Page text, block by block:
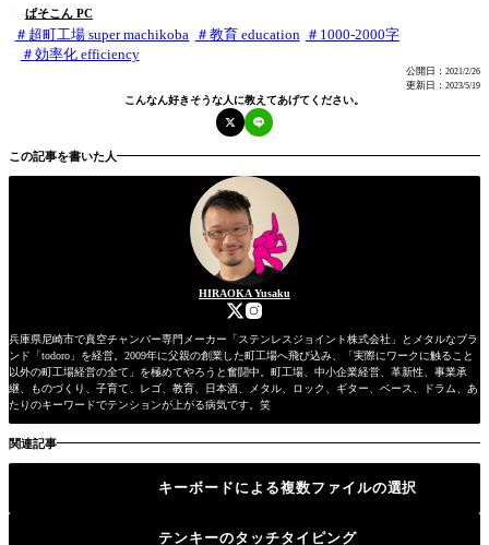
ぱそこん PC

超町工場 super machikoba 教育 education
1000-2000字
効率化 efficiency
公開日： 2021/2/26
更新日： 2023/5/19
こんなん好きそうな人に教えてあげてください。
この記事を書いた人
HIRAOKA Yusaku
兵庫県尼崎市で真空チャンバー専門メーカー「ステンレスジョイント株式会社」とメタルなブラ
ンド「todoro」を経営。2009年に父親の創業した町工場へ飛び込み、「実際にワークに触ること
以外の町工場経営の全て」を極めてやろうと奮闘中。町工場、中小企業経営、革新性、事業承
継、ものづくり、子育て、レゴ、教育、日本酒、メタル、ロック、ギター、ベース、ドラム、あ
たりのキーワードでテンションが上がる病気です。笑
関連記事
キーボードによる複数ファイルの選択
テンキーのタッチタイピング